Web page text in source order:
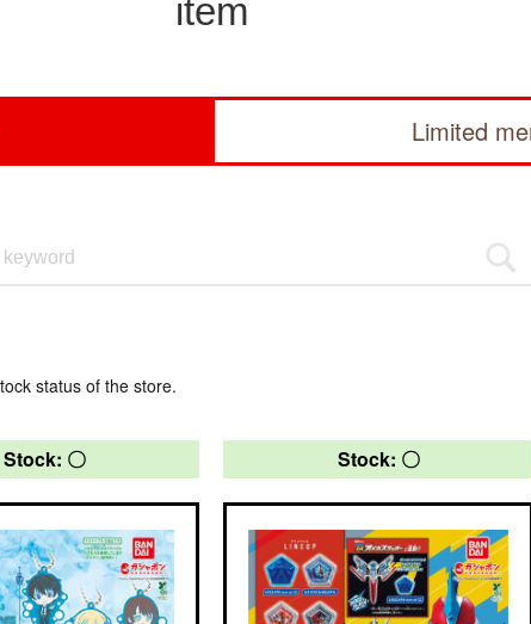
item
Limited
status of the store.
Stock: 〇 Stock: 〇